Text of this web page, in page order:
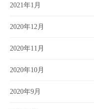
2021年1月
2020年12月
2020年11月
2020年10月
2020年9月